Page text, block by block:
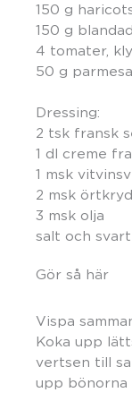
150 g
150 g
4 tomater,
50 g
Dressing:
2 tsk fransk
1 dl creme
1 msk
2 msk
3 msk olja
salt och
Gör så här
Vispa
Koka upp
vertsen till
upp bönorna